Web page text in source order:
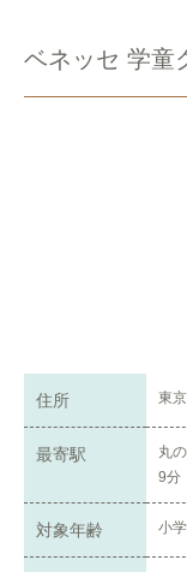
ベネッセ 学童
住所 東
最寄駅
丸
9分
対象年齢 小